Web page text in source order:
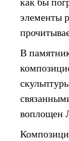
элементы
В
воплощен